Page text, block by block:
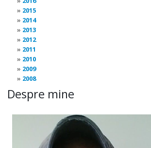
2015
2014
2013
2012
2011
2010
2009
2008
Despre mine